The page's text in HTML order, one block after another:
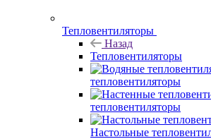
Тепловентиляторы
Назад
Тепловентиляторы
тепловентиляторы
тепловентиляторы
Настольные